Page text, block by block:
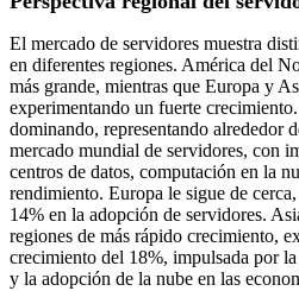
El mercado de servidores muestra
en diferentes regiones. América del
más grande, mientras que Europa y
experimentando un fuerte
dominando, representando alrededor
mercado mundial de servidores, con
centros de datos, computación en la
rendimiento. Europa le sigue de
14% en la adopción de servidores.
regiones de más rápido crecimiento,
crecimiento del 18%, impulsada por
y la adopción de la nube en las